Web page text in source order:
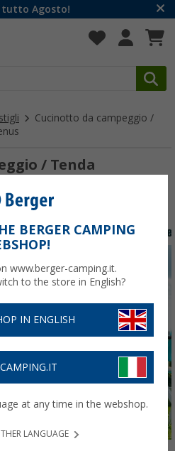
tutto Agosto!
Cucinotto da campeggio /
/ Tenda
Venus
BERGER CAMPING
www.berger-camping.it.
to the store in English?
IN ENGLISH
at any time in the webshop.
LANGUAGE